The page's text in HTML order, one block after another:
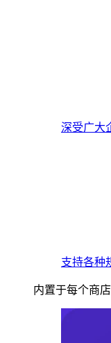
深受广大
支持各种
内置于每个商店